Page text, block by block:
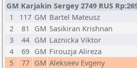
GM Karjakin Sergey 2749 RUS
1
117 GM Bartel Mateusz
2
81 GM Sasikiran Krishnan
3
44 GM Laznicka Viktor
4
69 GM Firouzja Alireza
5
77 GM Alekseev Evgeny